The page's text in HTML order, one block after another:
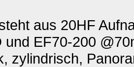
aus 20HF
und EF70-200
zylindrisch,